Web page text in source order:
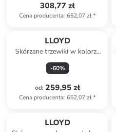
308,77 zł
Cena producenta: 652,07 zł*
LLOYD
Skórzane trzewiki w kolorze
kremowym
-60%
od: 259,95 zł
Cena producenta: 652,07 zł*
LLOYD